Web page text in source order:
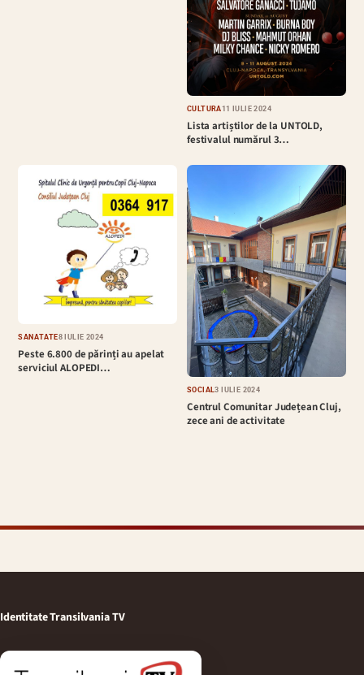
CULTURĂ11 IULIE 2024
Lista artiștilor de la UNTOLD,
festivalul numărul 3…
SĂNĂTATE8 IULIE 2024
Peste 6.800 de părinți au apelat
serviciul ALOPEDI…
SOCIAL3 IULIE 2024
Centrul Comunitar Județean Cluj,
zece ani de activitate
Identitate Transilvania TV